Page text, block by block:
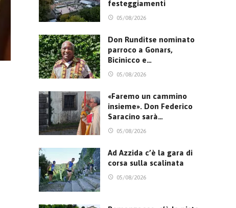
festeggiamenti
05/08/2026
Don Runditse nominato
parroco a Gonars,
Bicinicco e…
05/08/2026
«Faremo un cammino
insieme». Don Federico
Saracino sarà…
05/08/2026
Ad Azzida c’è la gara di
corsa sulla scalinata
05/08/2026